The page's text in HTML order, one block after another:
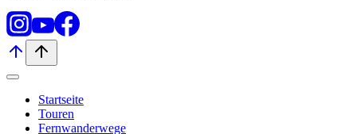
Startseite
Touren
Fernwanderwege